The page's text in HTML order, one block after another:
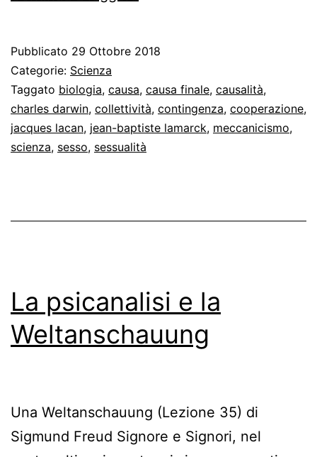
il
collettivo
nella
Pubblicato 29 Ottobre 2018
Categorie: Scienza
Taggato biologia, causa, causa finale, causalità,
charles darwin, collettività, contingenza, cooperazione,
jacques lacan, jean-baptiste lamarck, meccanicismo,
scienza, sesso, sessualità
La psicanalisi e la
Weltanschauung
Una Weltanschauung (Lezione 35) di
Sigmund Freud Signore e Signori, nel